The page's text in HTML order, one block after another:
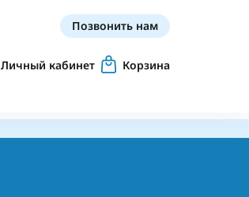
Позвонить нам
Личный кабинет Корзина